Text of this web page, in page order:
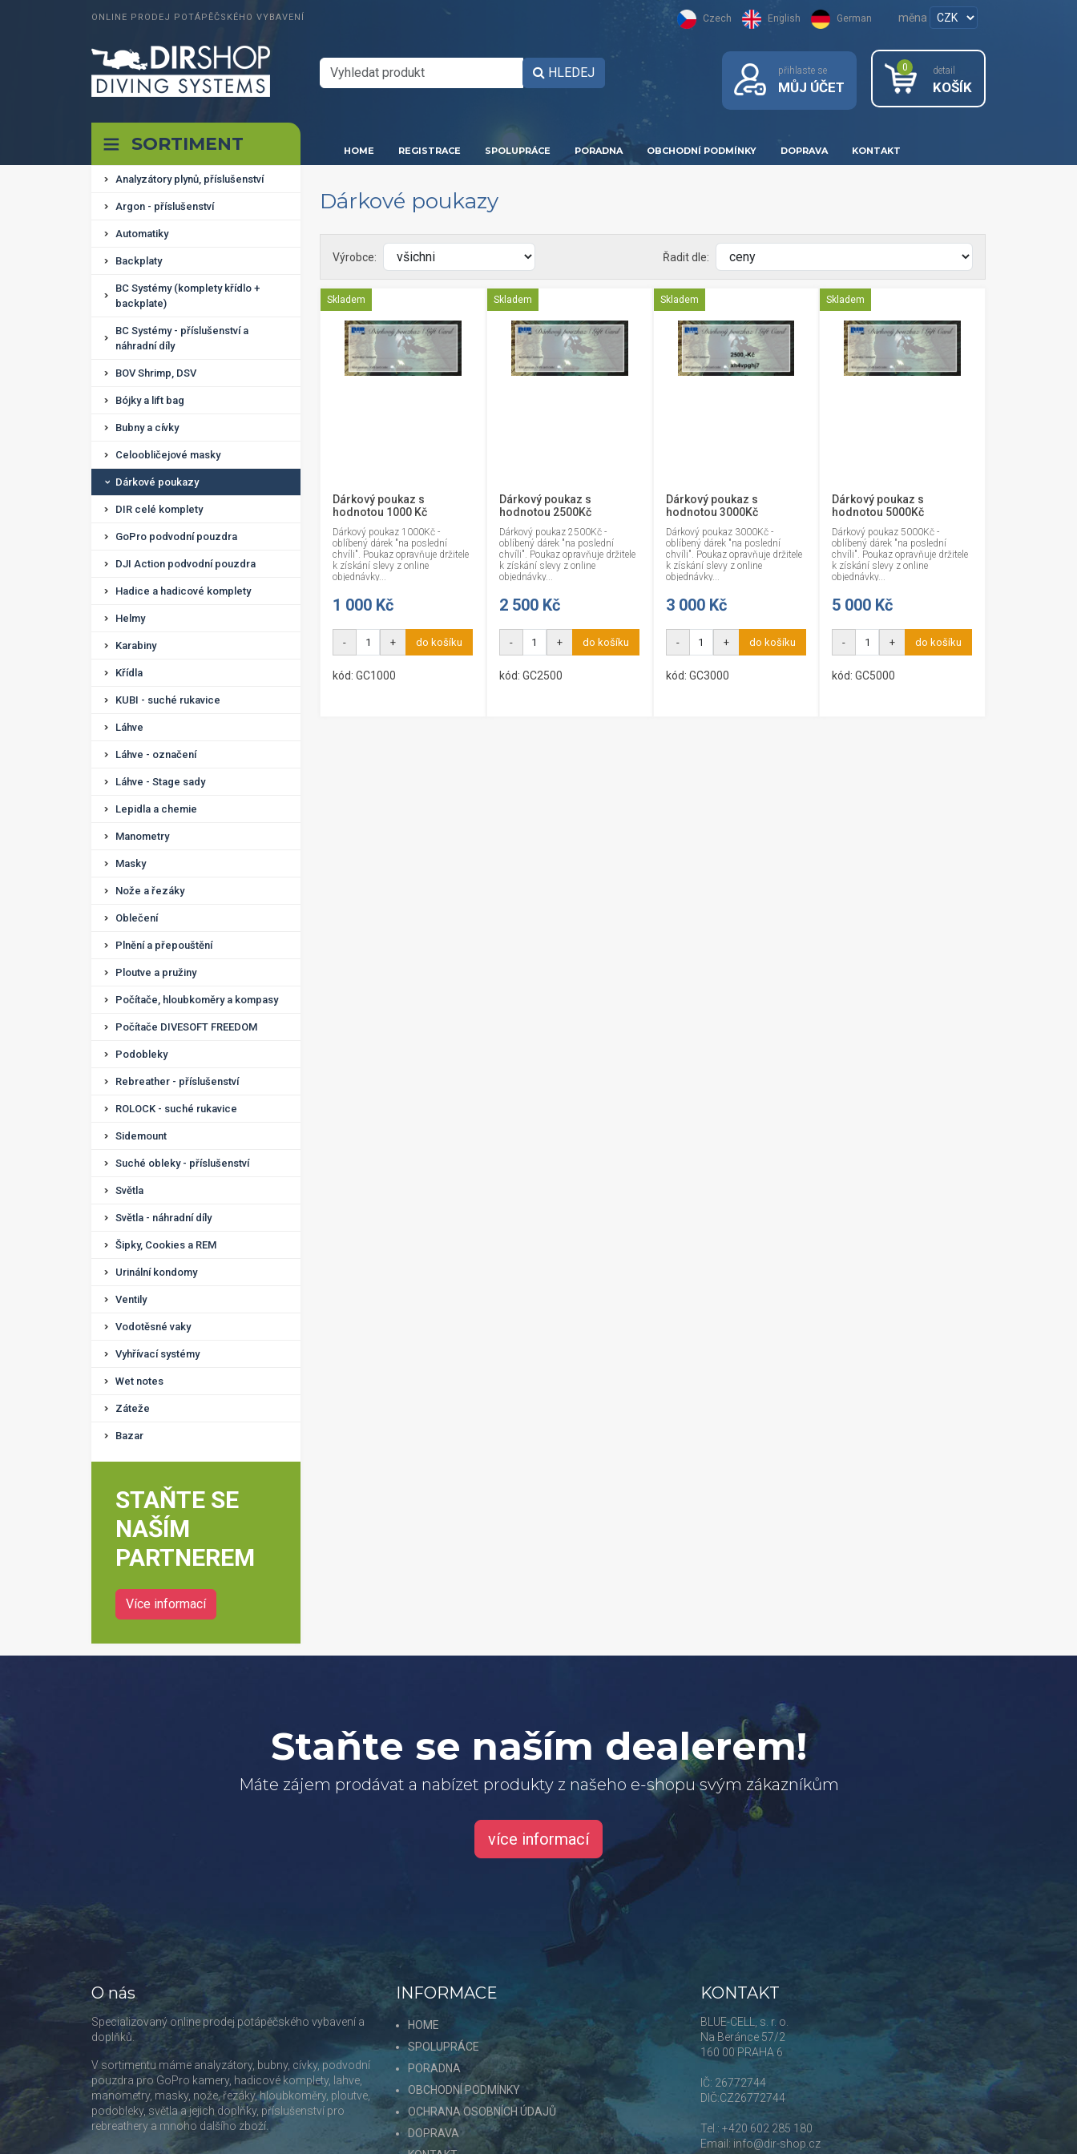
ONLINE PRODEJ POTÁPĚČSKÉHO VYBAVENÍ Czech English German měna
HLEDEJ přihlaste se
MŮJ ÚČET
0 detail
KOŠÍK
SORTIMENT HOME REGISTRACE SPOLUPRÁCE PORADNA OBCHODNÍ PODMÍNKY DOPRAVA KONTAKT
Analyzátory plynů, příslušenství
Argon - příslušenství
Automatiky
Backplaty
BC Systémy (komplety křídlo +
backplate)
BC Systémy - příslušenství a
náhradní díly
BOV Shrimp, DSV
Bójky a lift bag
Bubny a cívky
Celoobličejové masky
Dárkové poukazy
DIR celé komplety
GoPro podvodní pouzdra
DJI Action podvodní pouzdra
Hadice a hadicové komplety
Helmy
Karabiny
Křídla
KUBI - suché rukavice
Láhve
Láhve - označení
Láhve - Stage sady
Lepidla a chemie
Manometry
Masky
Nože a řezáky
Oblečení
Plnění a přepouštění
Ploutve a pružiny
Počítače, hloubkoměry a kompasy
Počítače DIVESOFT FREEDOM
Podobleky
Rebreather - příslušenství
ROLOCK - suché rukavice
Sidemount
Suché obleky - příslušenství
Světla
Světla - náhradní díly
Šipky, Cookies a REM
Urinální kondomy
Ventily
Vodotěsné vaky
Vyhřívací systémy
Wet notes
Záteže
Bazar
STAŇTE SE
NAŠÍM
PARTNEREM
Více informací
Dárkové poukazy
Výrobce: Řadit dle:
Skladem
Dárkový poukaz s
hodnotou 1000 Kč
Dárkový poukaz 1000Kč -
oblíbený dárek "na poslední
chvíli". Poukaz opravňuje držitele
k získání slevy z online
objednávky...
1 000 Kč
- + do košíku
kód: GC1000
Skladem
Dárkový poukaz s
hodnotou 2500Kč
Dárkový poukaz 2500Kč -
oblíbený dárek "na poslední
chvíli". Poukaz opravňuje držitele
k získání slevy z online
objednávky...
2 500 Kč
- + do košíku
kód: GC2500
Skladem
Dárkový poukaz s
hodnotou 3000Kč
Dárkový poukaz 3000Kč -
oblíbený dárek "na poslední
chvíli". Poukaz opravňuje držitele
k získání slevy z online
objednávky...
3 000 Kč
- + do košíku
kód: GC3000
Skladem
Dárkový poukaz s
hodnotou 5000Kč
Dárkový poukaz 5000Kč -
oblíbený dárek "na poslední
chvíli". Poukaz opravňuje držitele
k získání slevy z online
objednávky...
5 000 Kč
- + do košíku
kód: GC5000
Staňte se naším dealerem!
Máte zájem prodávat a nabízet produkty z našeho e-shopu svým zákazníkům
více informací
O nás
Specializovaný online prodej potápěčského vybavení a
doplňků.
V sortimentu máme analyzátory, bubny, cívky, podvodní
pouzdra pro GoPro kamery, hadicové komplety, lahve,
manometry, masky, nože, řezáky, hloubkoměry, ploutve,
podobleky, světla a jejich doplňky, příslušenství pro
rebreathery a mnoho dalšího zboží.
INFORMACE
HOME
SPOLUPRÁCE
PORADNA
OBCHODNÍ PODMÍNKY
OCHRANA OSOBNÍCH ÚDAJŮ
DOPRAVA
KONTAKT
BLUE-CELL, s. r. o.
Na Beránce 57/2
160 00 PRAHA 6
IČ: 26772744
DIČ:CZ26772744
Tel.: +420 602 285 180
Email: info@dir-shop.cz